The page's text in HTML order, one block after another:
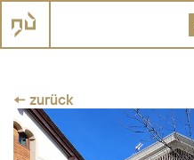
← zurück